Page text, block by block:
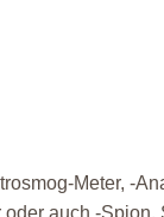
Meter, -
oder auch -Spion.